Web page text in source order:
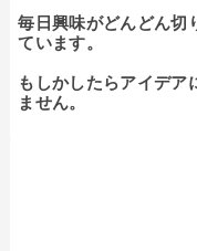
毎日興味がどんどん切
ています。
もしかしたらアイデア
ません。